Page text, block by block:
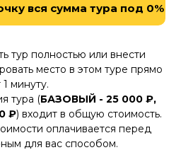
1000 руб.
для ваших вещей на
вся сумма тура под 0%
тур полностью или внести
место в этом туре прямо
минуту.
тура (БАЗОВЫЙ - 25 000 ₽,
₽) входит в общую стоимость.
оплачивается перед
для вас способом.